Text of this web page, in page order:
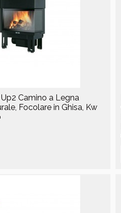
Camino a Legna
Focolare in Ghisa, Kw